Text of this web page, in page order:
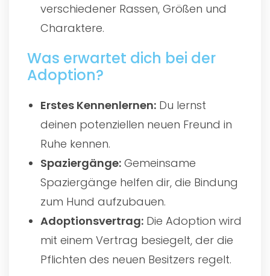
verschiedener Rassen, Größen und
Charaktere.
Was erwartet dich bei der
Adoption?
Erstes Kennenlernen: Du lernst
deinen potenziellen neuen Freund in
Ruhe kennen.
Spaziergänge: Gemeinsame
Spaziergänge helfen dir, die Bindung
zum Hund aufzubauen.
Adoptionsvertrag: Die Adoption wird
mit einem Vertrag besiegelt, der die
Pflichten des neuen Besitzers regelt.